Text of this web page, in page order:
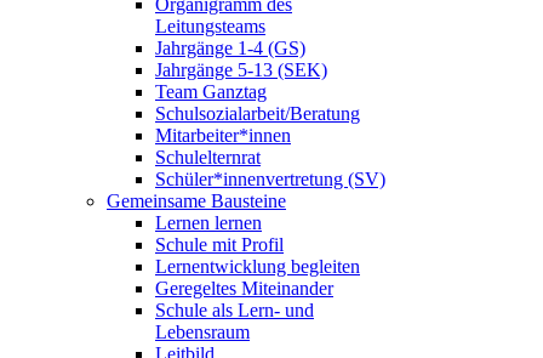
Organigramm des
Leitungsteams
Jahrgänge 1-4 (GS)
Jahrgänge 5-13 (SEK)
Team Ganztag
Schulsozialarbeit/Beratung
Mitarbeiter*innen
Schulelternrat
Schüler*innenvertretung (SV)
Gemeinsame Bausteine
Lernen lernen
Schule mit Profil
Lernentwicklung begleiten
Geregeltes Miteinander
Schule als Lern- und
Lebensraum
Leitbild